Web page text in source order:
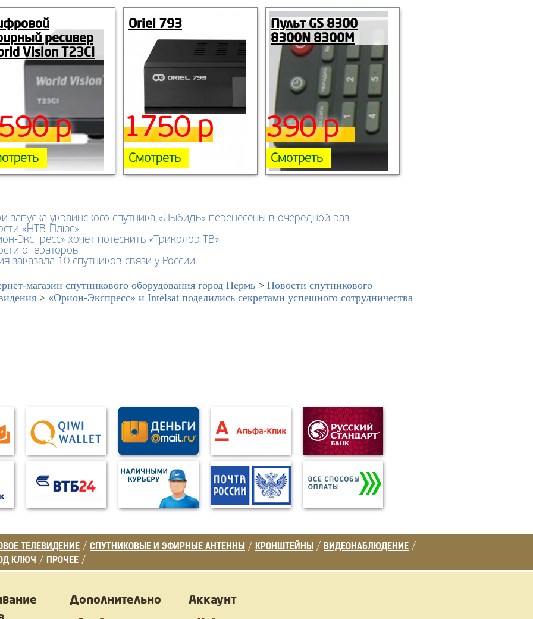
ресивер
Vision T23CI
р
Oriel 793
Смотреть
1750 р
Пульт GS 8300
8300N 8300M
Смотреть
390 р
запуска украинского спутника «Лыбидь» перенесены в очередной раз
«НТВ-Плюс»
Экспресс» хочет потеснить «Триколор ТВ»
операторов
заказала 10 спутников связи у России
магазин спутникового оборудования город Пермь > Новости спутникового
> «Орион-Экспресс» и Intelsat поделились секретами успешного сотрудничества
ТЕЛЕВИДЕНИЕ / СПУТНИКОВЫЕ И ЭФИРНЫЕ АНТЕННЫ / КРОНШТЕЙНЫ / ВИДЕОНАБЛЮДЕНИЕ /
КЛЮЧ / ПРОЧЕЕ /
Дополнительно Аккаунт